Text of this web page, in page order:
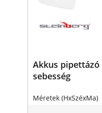
Akkus pipettázó
sebesség
Méretek (HxSzéxMa)